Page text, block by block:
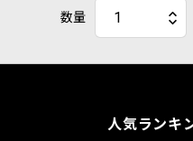
数量
人気ランキ